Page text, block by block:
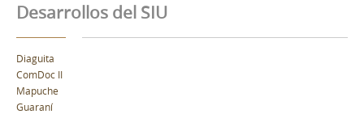
Desarrollos del SIU
Diaguita
ComDoc II
Mapuche
Guaraní